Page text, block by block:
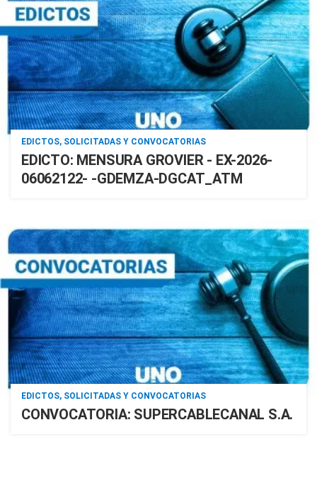
EDICTOS, SOLICITADAS Y CONVOCATORIAS
EDICTO: MENSURA GROVIER - EX-2026-
06062122- -GDEMZA-DGCAT_ATM
EDICTOS, SOLICITADAS Y CONVOCATORIAS
CONVOCATORIA: SUPERCABLECANAL S.A.